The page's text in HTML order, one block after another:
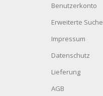
Benutzerkonto
Erweiterte Suche
Impressum
Datenschutz
Lieferung
AGB